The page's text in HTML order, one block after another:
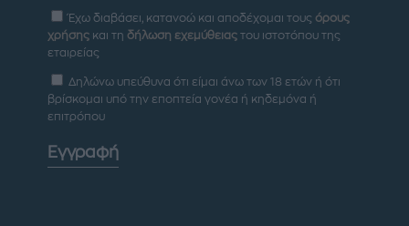
Έχω διαβάσει, κατανοώ και αποδέχομαι τους όρους
χρήσης και τη δήλωση εχεμύθειας του ιστοτόπου της
εταιρείας
Δηλώνω υπεύθυνα ότι είμαι άνω των 18 ετών ή ότι
βρίσκομαι υπό την εποπτεία γονέα ή κηδεμόνα ή
επιτρόπου
Εγγραφή